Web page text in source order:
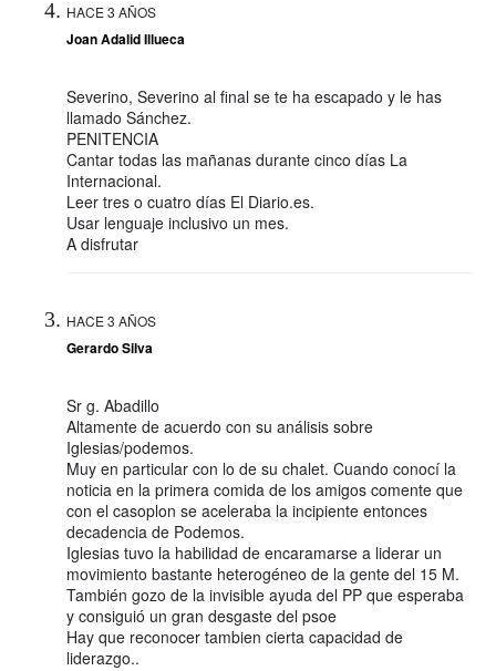
HACE 3 AÑOS
Joan Adalid Illueca
Severino, Severino al final se te ha escapado y le has
llamado Sánchez.
PENITENCIA
Cantar todas las mañanas durante cinco días La
Internacional.
Leer tres o cuatro días El Diario.es.
Usar lenguaje inclusivo un mes.
A disfrutar
HACE 3 AÑOS
Gerardo Silva
Sr g. Abadillo
Altamente de acuerdo con su análisis sobre
Iglesias/podemos.
Muy en particular con lo de su chalet. Cuando conocí la
noticia en la primera comida de los amigos comente que
con el casoplon se aceleraba la incipiente entonces
decadencia de Podemos.
Iglesias tuvo la habilidad de encaramarse a liderar un
movimiento bastante heterogéneo de la gente del 15 M.
También gozo de la invisible ayuda del PP que esperaba
y consiguió un gran desgaste del psoe
Hay que reconocer tambien cierta capacidad de
liderazgo..